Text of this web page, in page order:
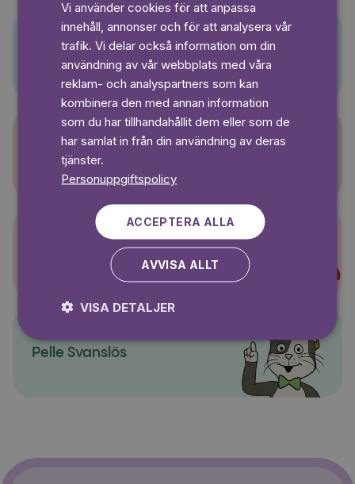
Sagasagor
Super-Charlie
Pelle Svanslös
Vi använder cookies för att anpassa
innehåll, annonser och för att analysera vår
trafik. Vi delar också information om din
användning av vår webbplats med våra
reklam- och analyspartners som kan
kombinera den med annan information
som du har tillhandahållit dem eller som de
har samlat in från din användning av deras
tjänster.
Personuppgiftspolicy
ACCEPTERA ALLA
AVVISA ALLT
VISA DETALJER